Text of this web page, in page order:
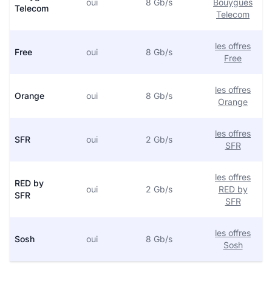
Telecom
oui 8 Gb/s
Bouygues
Telecom
Free oui 8 Gb/s
les offres
Free
Orange oui 8 Gb/s
les offres
Orange
SFR oui 2 Gb/s
les offres
SFR
RED by
SFR
oui 2 Gb/s
les offres
RED by
SFR
Sosh oui 8 Gb/s
les offres
Sosh